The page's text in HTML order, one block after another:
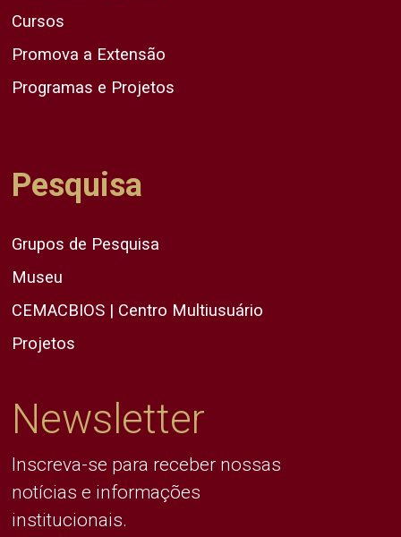
Cursos
Promova a Extensão
Programas e Projetos
Pesquisa
Grupos de Pesquisa
Museu
CEMACBIOS | Centro Multiusuário
Projetos
Newsletter
Inscreva-se para receber nossas
notícias e informações
institucionais.